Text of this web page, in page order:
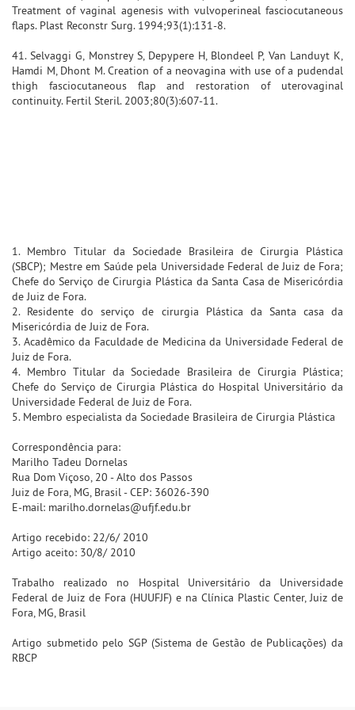
Treatment of vaginal agenesis with vulvoperineal fasciocutaneous
flaps. Plast Reconstr Surg. 1994;93(1):131-8.
41. Selvaggi G, Monstrey S, Depypere H, Blondeel P, Van Landuyt K,
Hamdi M, Dhont M. Creation of a neovagina with use of a pudendal
thigh fasciocutaneous flap and restoration of uterovaginal
continuity. Fertil Steril. 2003;80(3):607-11.
1. Membro Titular da Sociedade Brasileira de Cirurgia Plástica
(SBCP); Mestre em Saúde pela Universidade Federal de Juiz de Fora;
Chefe do Serviço de Cirurgia Plástica da Santa Casa de Misericórdia
de Juiz de Fora.
2. Residente do serviço de cirurgia Plástica da Santa casa da
Misericórdia de Juiz de Fora.
3. Acadêmico da Faculdade de Medicina da Universidade Federal de
Juiz de Fora.
4. Membro Titular da Sociedade Brasileira de Cirurgia Plástica;
Chefe do Serviço de Cirurgia Plástica do Hospital Universitário da
Universidade Federal de Juiz de Fora.
5. Membro especialista da Sociedade Brasileira de Cirurgia Plástica
Correspondência para:
Marilho Tadeu Dornelas
Rua Dom Viçoso, 20 - Alto dos Passos
Juiz de Fora, MG, Brasil - CEP: 36026-390
E-mail: marilho.dornelas@ufjf.edu.br
Artigo recebido: 22/6/ 2010
Artigo aceito: 30/8/ 2010
Trabalho realizado no Hospital Universitário da Universidade
Federal de Juiz de Fora (HUUFJF) e na Clínica Plastic Center, Juiz de
Fora, MG, Brasil
Artigo submetido pelo SGP (Sistema de Gestão de Publicações) da
RBCP